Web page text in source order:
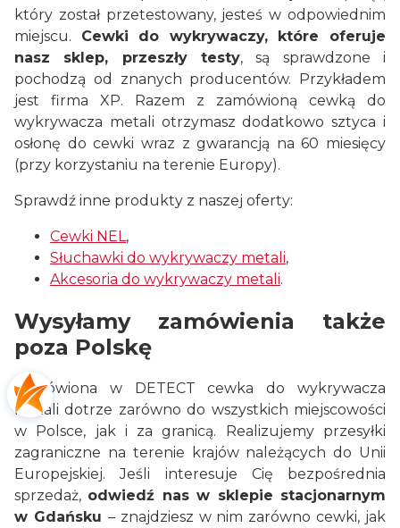
który został przetestowany, jesteś w odpowiednim
miejscu. Cewki do wykrywaczy, które oferuje
nasz sklep, przeszły testy, są sprawdzone i
pochodzą od znanych producentów. Przykładem
jest firma XP. Razem z zamówioną cewką do
wykrywacza metali otrzymasz dodatkowo sztyca i
osłonę do cewki wraz z gwarancją na 60 miesięcy
(przy korzystaniu na terenie Europy).
Sprawdź inne produkty z naszej oferty:
Cewki NEL,
Słuchawki do wykrywaczy metali,
Akcesoria do wykrywaczy metali.
Wysyłamy zamówienia także
poza Polskę
Zamówiona w DETECT cewka do wykrywacza
metali dotrze zarówno do wszystkich miejscowości
w Polsce, jak i za granicą. Realizujemy przesyłki
zagraniczne na terenie krajów należących do Unii
Europejskiej. Jeśli interesuje Cię bezpośrednia
sprzedaż, odwiedź nas w sklepie stacjonarnym
w Gdańsku – znajdziesz w nim zarówno cewki, jak